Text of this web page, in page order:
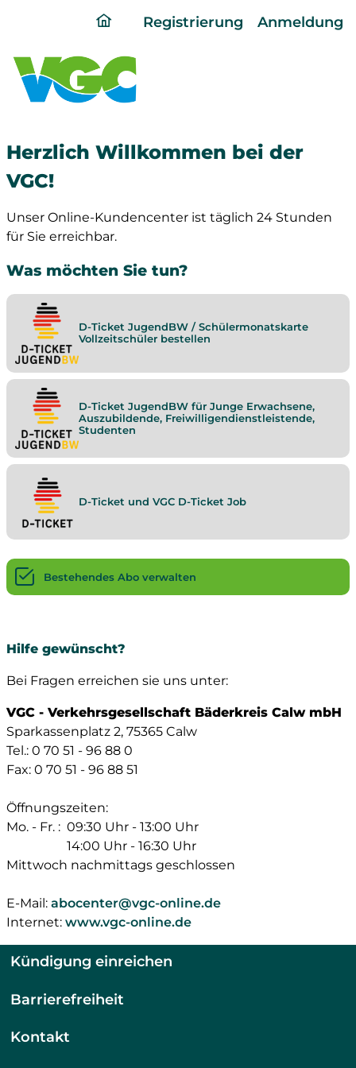
ding
page
Registrierung Anmeldung
Herzlich Willkommen bei der
VGC!
Unser Online-Kundencenter ist täglich 24 Stunden
für Sie erreichbar.
Was möchten Sie tun?
D-Ticket JugendBW / Schülermonatskarte
Vollzeitschüler bestellen
D-Ticket JugendBW für Junge Erwachsene,
Auszubildende, Freiwilligendienstleistende,
Studenten
D-Ticket und VGC D-Ticket Job
Bestehendes Abo verwalten
Hilfe gewünscht?
Bei Fragen erreichen sie uns unter:
VGC - Verkehrsgesellschaft Bäderkreis Calw mbH
Sparkassenplatz 2, 75365 Calw
Tel.: 0 70 51 - 96 88 0
Fax: 0 70 51 - 96 88 51
Öffnungszeiten:
Mo. - Fr. : 09:30 Uhr - 13:00 Uhr
14:00 Uhr - 16:30 Uhr
Mittwoch nachmittags geschlossen
E-Mail: abocenter@vgc-online.de
Internet: www.vgc-online.de
Kündigung einreichen
Barrierefreiheit
Kontakt